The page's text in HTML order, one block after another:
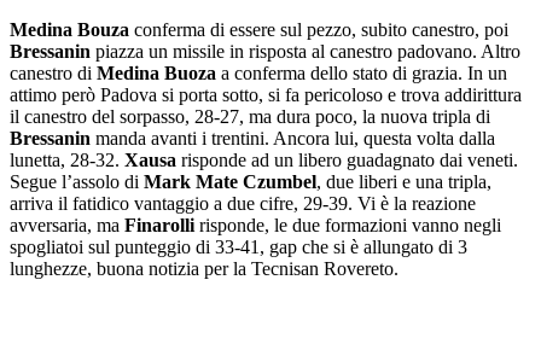
Medina Bouza conferma di essere sul pezzo, subito canestro, poi
Bressanin piazza un missile in risposta al canestro padovano. Altro
canestro di Medina Buoza a conferma dello stato di grazia. In un
attimo però Padova si porta sotto, si fa pericoloso e trova addirittura
il canestro del sorpasso, 28-27, ma dura poco, la nuova tripla di
Bressanin manda avanti i trentini. Ancora lui, questa volta dalla
lunetta, 28-32. Xausa risponde ad un libero guadagnato dai veneti.
Segue l’assolo di Mark Mate Czumbel, due liberi e una tripla,
arriva il fatidico vantaggio a due cifre, 29-39. Vi è la reazione
avversaria, ma Finarolli risponde, le due formazioni vanno negli
spogliatoi sul punteggio di 33-41, gap che si è allungato di 3
lunghezze, buona notizia per la Tecnisan Rovereto.